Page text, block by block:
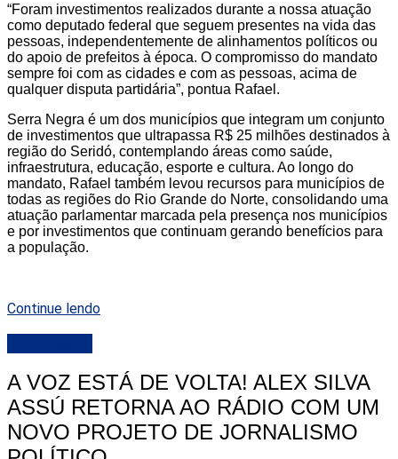
“Foram investimentos realizados durante a nossa atuação
como deputado federal que seguem presentes na vida das
pessoas, independentemente de alinhamentos políticos ou
do apoio de prefeitos à época. O compromisso do mandato
sempre foi com as cidades e com as pessoas, acima de
qualquer disputa partidária”, pontua Rafael.
Serra Negra é um dos municípios que integram um conjunto
de investimentos que ultrapassa R$ 25 milhões destinados à
região do Seridó, contemplando áreas como saúde,
infraestrutura, educação, esporte e cultura. Ao longo do
mandato, Rafael também levou recursos para municípios de
todas as regiões do Rio Grande do Norte, consolidando uma
atuação parlamentar marcada pela presença nos municípios
e por investimentos que continuam gerando benefícios para
a população.
Continue lendo
A VOZ ESTÁ DE VOLTA! ALEX SILVA
ASSÚ RETORNA AO RÁDIO COM UM
NOVO PROJETO DE JORNALISMO